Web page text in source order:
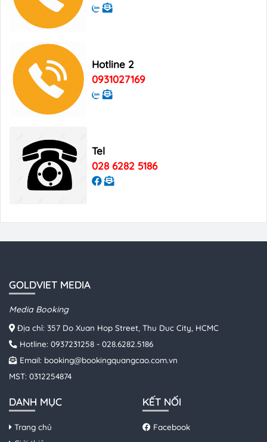
Bảng giá quảng cáo Good Morning
Vietnam
Hotline 2
0931027169
Tel
028 6282 5186
GOLDVIET MEDIA
Media Booking
Địa chỉ: 357 Do Xuan Hop Street, Thu Duc City, HCMC
Hotline: 0937231258 - 028.6282.5186
Email: booking@bookingquangcao.com.vn
MST: 0312254874
DANH MỤC
Trang chủ
KẾT NỐI
Facebook